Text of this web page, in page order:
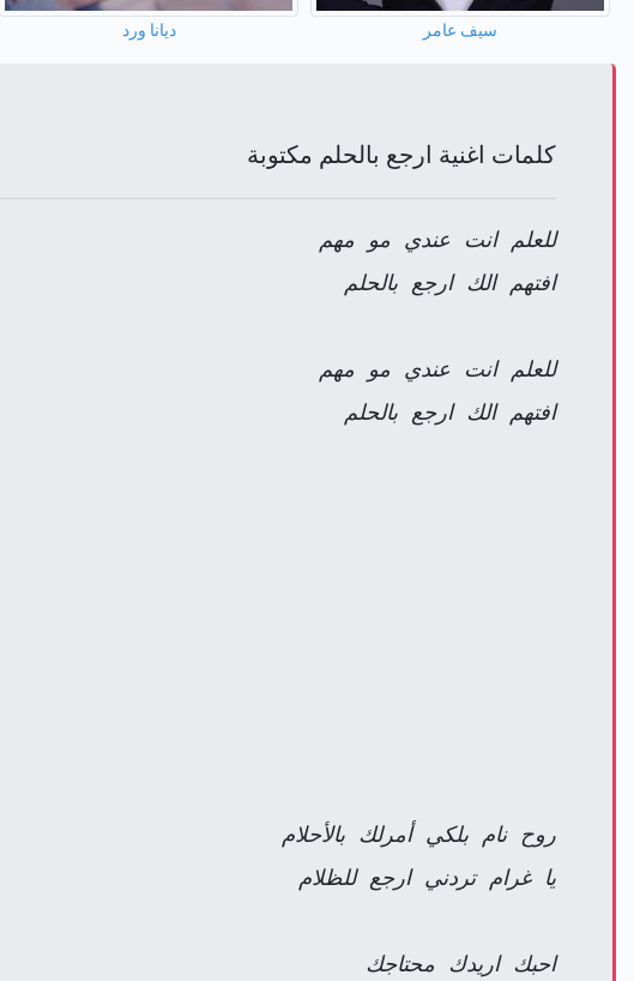
سيف عامر ديانا ورد
كلمات اغنية ارجع بالحلم مكتوبة
للعلم انت عندي مو مهم
افتهم الك ارجع بالحلم
للعلم انت عندي مو مهم
افتهم الك ارجع بالحلم
روح نام بلكي أمرلك بالأحلام
يا غرام تردني ارجع للظلام
احبك اريدك محتاجك